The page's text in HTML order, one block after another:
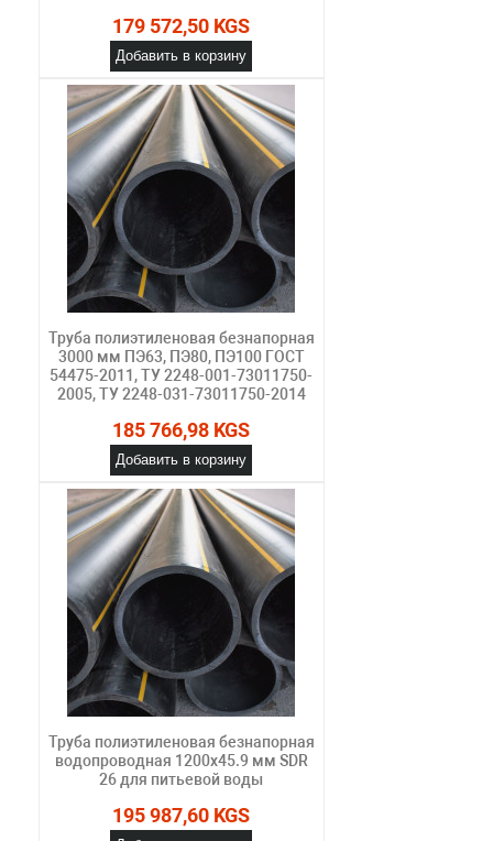
179 572,50 KGS
Добавить в корзину
Труба полиэтиленовая безнапорная
3000 мм ПЭ63, ПЭ80, ПЭ100 ГОСТ
54475-2011, ТУ 2248-001-73011750-
2005, ТУ 2248-031-73011750-2014
185 766,98 KGS
Добавить в корзину
Труба полиэтиленовая безнапорная
водопроводная 1200х45.9 мм SDR
26 для питьевой воды
195 987,60 KGS